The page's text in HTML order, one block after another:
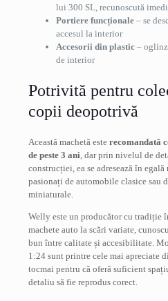
lui 300 SL, recunoscută
Portiere funcționale – se
accesul la interior
Accesorii din plastic –
de interior
Potrivită pentru
copii deopotrivă
Această machetă este recomandată
de peste 3 ani , dar prin nivelul de
construcției, ea se adresează în
pasionați de automobile clasice sau
miniaturale.
Welly este un producător cu tradiție
machete auto la scări variate,
bun între calitate și accesibilitate.
1:24 sunt printre cele mai apreciate
tocmai pentru că oferă suficient
detaliu să fie reprodus corect.